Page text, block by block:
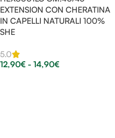
EXTENSION CON CHERATINA
IN CAPELLI NATURALI 100%
SHE
5.0
12,90€ - 14,90€